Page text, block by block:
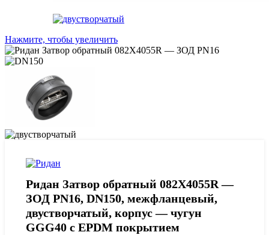
Нажмите, чтобы увеличить
Ридан Затвор обратный 082X4055R —
ЗОД PN16, DN150, межфланцевый,
двустворчатый, корпус — чугун
GGG40 c EPDM покрытием